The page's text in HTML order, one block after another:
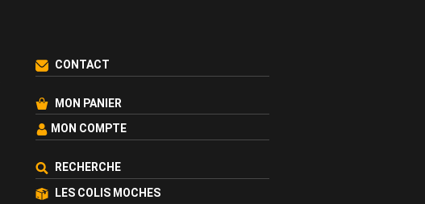
CONTACT
MON PANIER
MON COMPTE
RECHERCHE
LES COLIS MOCHES